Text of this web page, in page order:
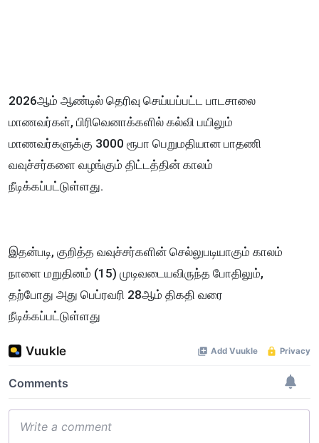
2026ஆம் ஆண்டில் தெரிவு செய்யப்பட்ட பாடசாலை
மாணவர்கள், பிரிவெனாக்களில் கல்வி பயிலும்
மாணவர்களுக்கு 3000 ரூபா பெறுமதியான பாதணி
வவுச்சர்களை வழங்கும் திட்டத்தின் காலம்
நீடிக்கப்பட்டுள்ளது.
இதன்படி, குறித்த வவுச்சர்களின் செல்லுபடியாகும் காலம்
நாளை மறுதினம் (15) முடிவடையவிருந்த போதிலும்,
தற்போது அது பெப்ரவரி 28ஆம் திகதி வரை
நீடிக்கப்பட்டுள்ளது